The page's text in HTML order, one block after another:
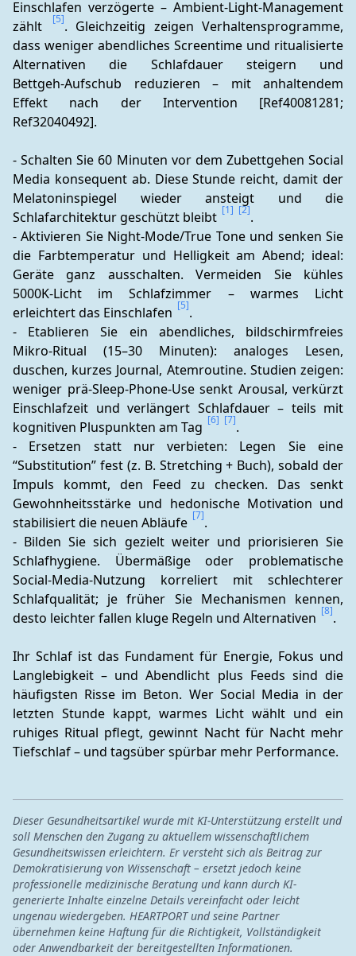
Einschlafen verzögerte – Ambient‑Light‑Management
zählt
[5]. Gleichzeitig zeigen Verhaltensprogramme,
dass weniger abendliches Screentime und ritualisierte
Alternativen die Schlafdauer steigern und
Bettgeh‑Aufschub reduzieren – mit anhaltendem
Effekt nach der Intervention [Ref40081281;
Ref32040492].
- Schalten Sie 60 Minuten vor dem Zubettgehen Social
Media konsequent ab. Diese Stunde reicht, damit der
Melatoninspiegel wieder ansteigt und die
Schlafarchitektur geschützt bleibt [1] [2].
- Aktivieren Sie Night‑Mode/True Tone und senken Sie
die Farbtemperatur und Helligkeit am Abend; ideal:
Geräte ganz ausschalten. Vermeiden Sie kühles
5000K‑Licht im Schlafzimmer – warmes Licht
erleichtert das Einschlafen [5].
- Etablieren Sie ein abendliches, bildschirmfreies
Mikro‑Ritual (15–30 Minuten): analoges Lesen,
duschen, kurzes Journal, Atemroutine. Studien zeigen:
weniger prä‑Sleep‑Phone‑Use senkt Arousal, verkürzt
Einschlafzeit und verlängert Schlafdauer – teils mit
kognitiven Pluspunkten am Tag [6] [7].
- Ersetzen statt nur verbieten: Legen Sie eine
“Substitution” fest (z. B. Stretching + Buch), sobald der
Impuls kommt, den Feed zu checken. Das senkt
Gewohnheitsstärke und hedonische Motivation und
stabilisiert die neuen Abläufe [7].
- Bilden Sie sich gezielt weiter und priorisieren Sie
Schlafhygiene. Übermäßige oder problematische
Social‑Media‑Nutzung korreliert mit schlechterer
Schlafqualität; je früher Sie Mechanismen kennen,
desto leichter fallen kluge Regeln und Alternativen [8].
Ihr Schlaf ist das Fundament für Energie, Fokus und
Langlebigkeit – und Abendlicht plus Feeds sind die
häufigsten Risse im Beton. Wer Social Media in der
letzten Stunde kappt, warmes Licht wählt und ein
ruhiges Ritual pflegt, gewinnt Nacht für Nacht mehr
Tiefschlaf – und tagsüber spürbar mehr Performance.
Dieser Gesundheitsartikel wurde mit KI-Unterstützung erstellt und
soll Menschen den Zugang zu aktuellem wissenschaftlichem
Gesundheitswissen erleichtern. Er versteht sich als Beitrag zur
Demokratisierung von Wissenschaft – ersetzt jedoch keine
professionelle medizinische Beratung und kann durch KI-
generierte Inhalte einzelne Details vereinfacht oder leicht
ungenau wiedergeben. HEARTPORT und seine Partner
übernehmen keine Haftung für die Richtigkeit, Vollständigkeit
oder Anwendbarkeit der bereitgestellten Informationen.